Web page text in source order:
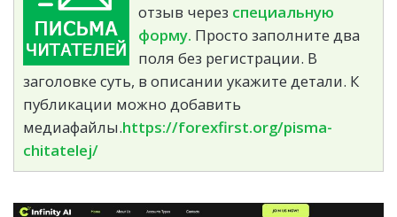
отзыв через специальную
форму. Просто заполните два
поля без регистрации. В
заголовке суть, в описании укажите детали. К
публикации можно добавить
медиафайлы.https://forexfirst.org/pisma-
chitatelej/